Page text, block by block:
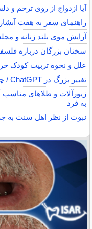
آیا ازدواج از روی ترحم
راهنمای سفر به هفت
آرایش موی بلند زنانه و
سخنان بزرگان درباره
علل و نحوه تربیت کودک
تغییر بزرگ در ChatGPT / چت متنی نامحدود و رایگان
زیورآلات و طلاهای
به فرد
نبوت از نظر اهل سنت